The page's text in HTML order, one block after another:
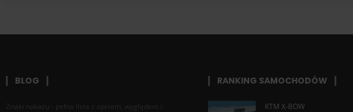
BLOG
Znaki nakazu - pełna lista z opisem, wyglądem i
RANKING SAMOCHODÓW
KTM X-BOW